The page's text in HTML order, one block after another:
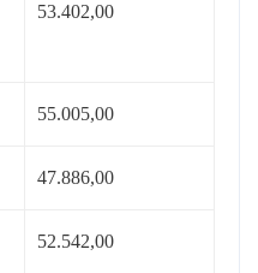
53.402,00
55.005,00
47.886,00
52.542,00